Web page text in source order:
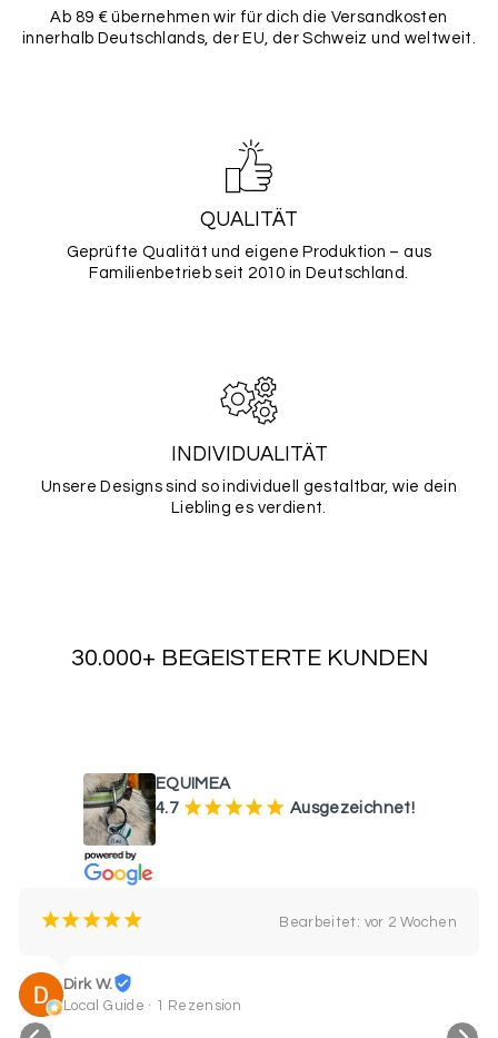
Ab 89 € übernehmen wir für dich die Versandkosten
innerhalb Deutschlands, der EU, der Schweiz und weltweit.
QUALITÄT
Geprüfte Qualität und eigene Produktion – aus
Familienbetrieb seit 2010 in Deutschland.
INDIVIDUALITÄT
Unsere Designs sind so individuell gestaltbar, wie dein
Liebling es verdient.
30.000+ BEGEISTERTE KUNDEN
EQUIMEA
4.7 ¡¡¡¡¡ Ausgezeichnet!
¡¡¡¡¡ Bearbeitet: vor 2 Wochen
Dirk W.
Local Guide · 1 Rezension